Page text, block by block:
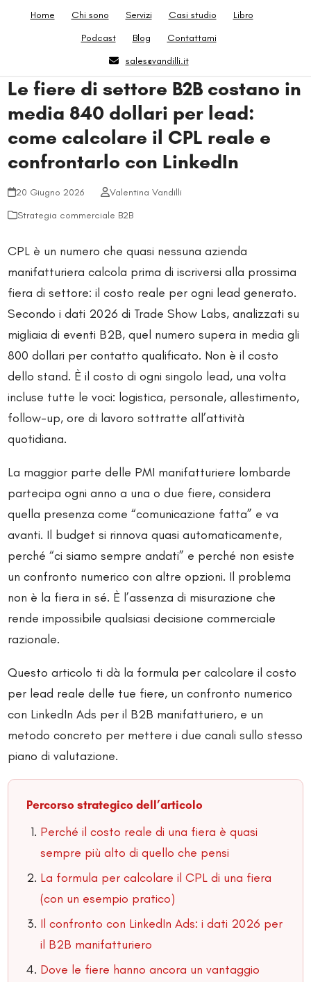
Home Chi sono Servizi Casi studio
Libro
Podcast
Blog
Contattami
sales@vandilli.it
Le fiere di settore B2B costano in
media 840 dollari per lead:
come calcolare il CPL reale e
confrontarlo con LinkedIn
20 Giugno 2026
Valentina Vandilli
Strategia commerciale B2B
CPL è un numero che quasi nessuna azienda
manifatturiera calcola prima di iscriversi alla prossima
fiera di settore: il costo reale per ogni lead generato.
Secondo i dati 2026 di Trade Show Labs, analizzati su
migliaia di eventi B2B, quel numero supera in media gli
800 dollari per contatto qualificato. Non è il costo
dello stand. È il costo di ogni singolo lead, una volta
incluse tutte le voci: logistica, personale, allestimento,
follow-up, ore di lavoro sottratte all’attività
quotidiana.
La maggior parte delle PMI manifatturiere lombarde
partecipa ogni anno a una o due fiere, considera
quella presenza come “comunicazione fatta” e va
avanti. Il budget si rinnova quasi automaticamente,
perché “ci siamo sempre andati” e perché non esiste
un confronto numerico con altre opzioni. Il problema
non è la fiera in sé. È l’assenza di misurazione che
rende impossibile qualsiasi decisione commerciale
razionale.
Questo articolo ti dà la formula per calcolare il costo
per lead reale delle tue fiere, un confronto numerico
con LinkedIn Ads per il B2B manifatturiero, e un
metodo concreto per mettere i due canali sullo stesso
piano di valutazione.
Percorso strategico dell’articolo
Perché il costo reale di una fiera è quasi
sempre più alto di quello che pensi
La formula per calcolare il CPL di una fiera
(con un esempio pratico)
Il confronto con LinkedIn Ads: i dati 2026 per
il B2B manifatturiero
Dove le fiere hanno ancora un vantaggio